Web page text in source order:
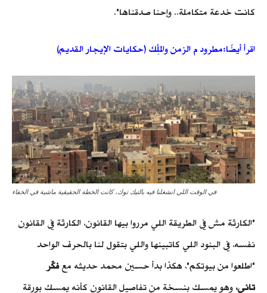
كانت خدعة متكاملة.. وإحنا صدقناها".
اقرأ أيضًا:مطرود م الزمن والمِلْك (حكايات الإيجار القديم)
في الوقت اللي انشغلنا فيه بالتيك توك، كانت الخطة الحقيقية ماشية في الخفاء
"الكارثة مش في الطريقة اللي مرروا بيها القانون، الكارثة في القانون
نفسه، في البنود اللي كاتبينها واللي بتقول لنا بالحرف الواحد
"اطلعوا من بيوتكم"، هكذا بدأ حسين محمد حديثه معفكّر
تاني، وهو يمسك بنسخة من تفاصيل القانون كأنه يمسك بورقة